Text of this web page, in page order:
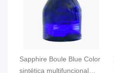
Sapphire Boule Blue Color
sintética multifuncional